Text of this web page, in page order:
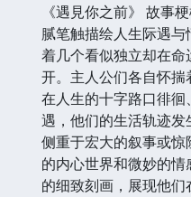
《遇見你之前》 故事
腻笔触描绘人生际遇
着几个看似独立却在
开。主人公们各自怀揣
在人生的十字路口徘
遇，他们的生活轨迹
侧重于宏大的叙事或
的内心世界和微妙的
的细致刻画，展现他